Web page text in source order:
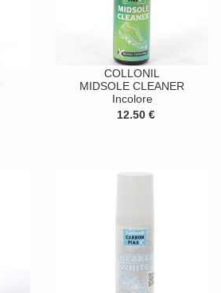
COLLONIL
MIDSOLE CLEANER
Incolore
12.50 €